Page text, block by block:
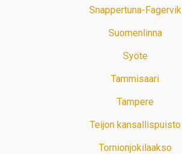
Snappertuna-Fagervik
Suomenlinna
Syöte
Tammisaari
Tampere
Teijon kansallispuisto
Tornionjokilaakso